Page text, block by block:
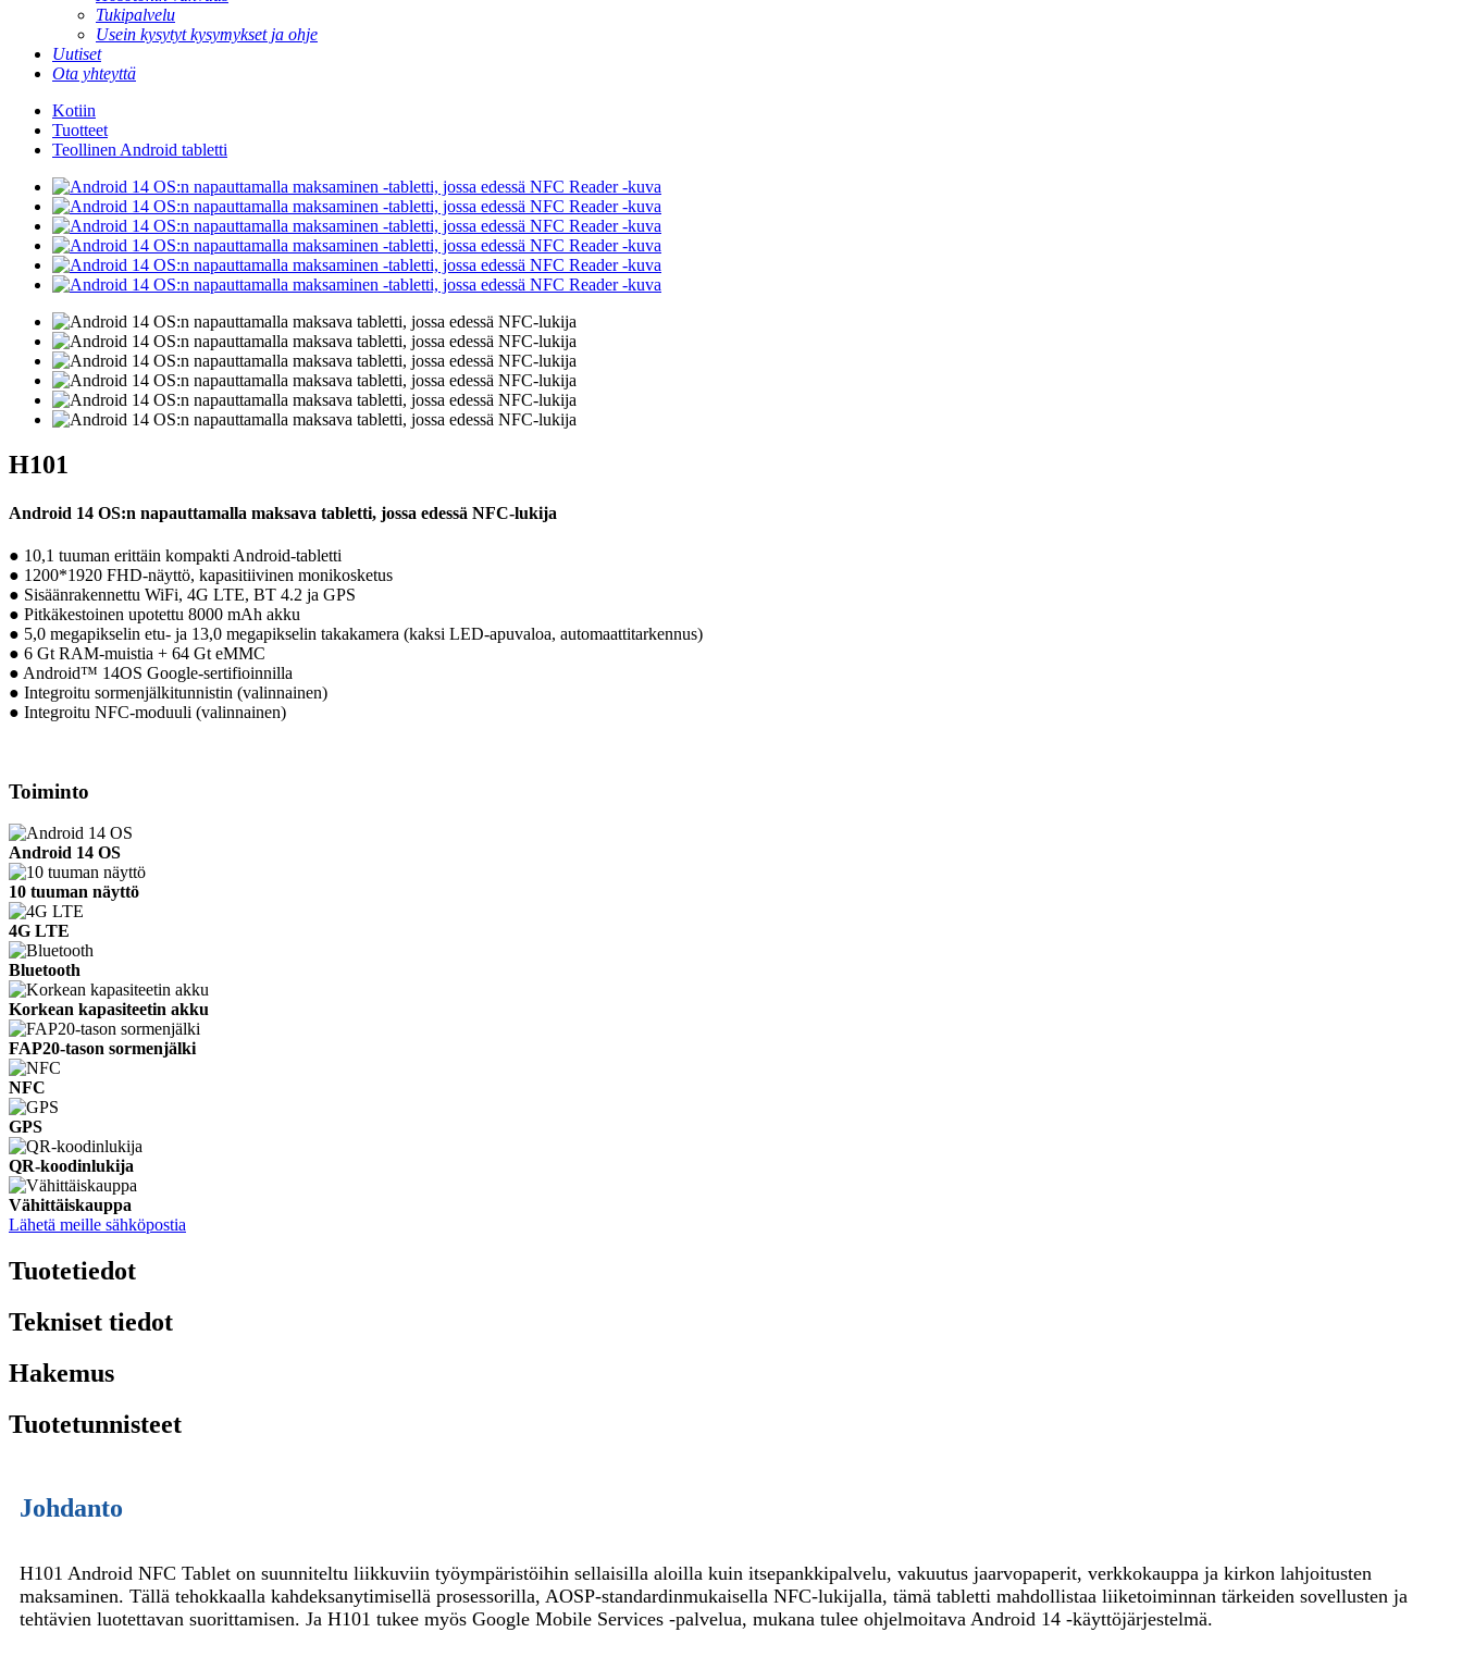
Tukipalvelu
Usein kysytyt kysymykset ja ohje
Uutiset
Ota yhteyttä
Kotiin
Tuotteet
Teollinen Android tabletti
H101
Android 14 OS:n napauttamalla maksava tabletti, jossa edessä NFC-lukija
● 10,1 tuuman erittäin kompakti Android-tabletti
● 1200*1920 FHD-näyttö, kapasitiivinen monikosketus
● Sisäänrakennettu WiFi, 4G LTE, BT 4.2 ja GPS
● Pitkäkestoinen upotettu 8000 mAh akku
● 5,0 megapikselin etu- ja 13,0 megapikselin takakamera (kaksi LED-apuvaloa, automaattitarkennus)
● 6 Gt RAM-muistia + 64 Gt eMMC
● Android™ 14OS Google-sertifioinnilla
● Integroitu sormenjälkitunnistin (valinnainen)
● Integroitu NFC-moduuli (valinnainen)
Toiminto
Android 14 OS
10 tuuman näyttö
4G LTE
Bluetooth
Korkean kapasiteetin akku
FAP20-tason sormenjälki
NFC
GPS
QR-koodinlukija
Vähittäiskauppa
Lähetä meille sähköpostia
Tuotetiedot
Tekniset tiedot
Hakemus
Tuotetunnisteet
Johdanto
H101 Android NFC Tablet on suunniteltu liikkuviin työympäristöihin sellaisilla aloilla kuin itsepankkipalvelu, vakuutus jaarvopaperit, verkkokauppa ja kirkon lahjoitusten
maksaminen. Tällä tehokkaalla kahdeksanytimisellä prosessorilla, AOSP-standardinmukaisella NFC-lukijalla, tämä tabletti mahdollistaa liiketoiminnan tärkeiden sovellusten ja
tehtävien luotettavan suorittamisen. Ja H101 tukee myös Google Mobile Services -palvelua, mukana tulee ohjelmoitava Android 14 -käyttöjärjestelmä.